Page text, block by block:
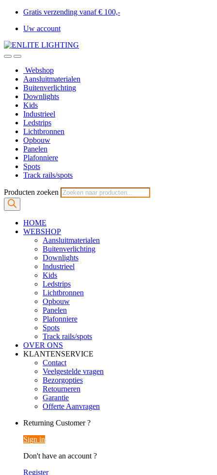
Gratis verzending vanaf € 100,-
Uw account
Webshop
Aansluitmaterialen
Buitenverlichting
Downlights
Kids
Industrieel
Ledstrips
Lichtbronnen
Opbouw
Panelen
Plafonniere
Spots
Track rails/spots
Producten zoeken
HOME
WEBSHOP
Aansluitmaterialen
Buitenverlichting
Downlights
Industrieel
Kids
Ledstrips
Lichtbronnen
Opbouw
Panelen
Plafonniere
Spots
Track rails/spots
OVER ONS
KLANTENSERVICE
Contact
Veelgestelde vragen
Bezorgopties
Retourneren
Garantie
Offerte Aanvragen
Returning Customer ?
Sign in
Don't have an account ?
Register